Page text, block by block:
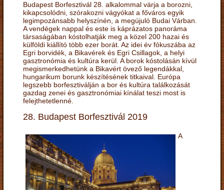
Budapest Borfesztivál 28. alkalommal várja a borozni,
kikapcsolódni, szórakozni vágyókat a főváros egyik
legimpozánsabb helyszínén, a megújuló Budai Várban.
A vendégek nappal és este is káprázatos panoráma
társaságában kóstolhatják meg a közel 200 hazai és
külföldi kiállító több ezer borát. Az idei év fókuszába az
Egri borvidék, a Bikavérek és Egri Csillagok, a helyi
gasztronómia és kultúra kerül. A borok kóstolásán kívül
megismerkedhetünk a Bikavért övező legendákkal,
hungarikum borunk készítésének titkaival. Európa
legszebb borfesztiválján a bor és kultúra találkozását
gazdag zenei és gasztronómiai kínálat teszi most is
felejthetetlenné.
28. Budapest Borfesztivál 2019
A